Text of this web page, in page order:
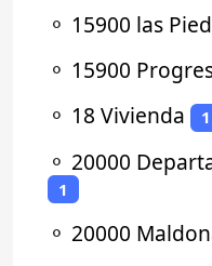
⚬ 15900 las
⚬ 15900
⚬ 18 Vivienda 1
⚬ 20000
1
⚬ 20000